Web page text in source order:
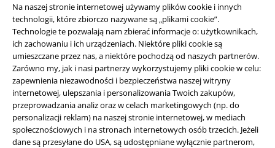
Na naszej stronie internetowej używamy plików cookie i innych
technologii, które zbiorczo nazywane są „plikami cookie”.
Technologie te pozwalają nam zbierać informacje o: użytkownikach,
ich zachowaniu i ich urządzeniach. Niektóre pliki cookie są
umieszczane przez nas, a niektóre pochodzą od naszych partnerów.
Zarówno my, jak i nasi partnerzy wykorzystujemy pliki cookie w celu:
zapewnienia niezawodności i bezpieczeństwa naszej witryny
internetowej, ulepszania i personalizowania Twoich zakupów,
przeprowadzania analiz oraz w celach marketingowych (np. do
personalizacji reklam) na naszej stronie internetowej, w mediach
społecznościowych i na stronach internetowych osób trzecich. Jeżeli
dane są przesyłane do USA, są udostępniane wyłącznie partnerom,
Informacje prawne